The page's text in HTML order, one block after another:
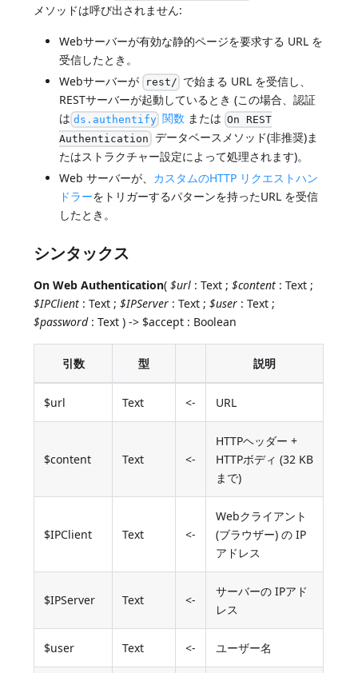
メソッドは呼び出されません:
Webサーバーが有効な静的ページを要求する URL を
受信したとき。
Webサーバーが rest/ で始まる URL を受信し、
RESTサーバーが起動しているとき (この場合、認証
は ds.authentify 関数 または On REST
Authentication データベースメソッド(非推奨)ま
たはストラクチャー設定によって処理されます)。
Web サーバーが、 カスタムのHTTP リクエストハン
ドラーをトリガーするパターンを持ったURL を受信
したとき。
シンタックス
On Web Authentication($url : Text ;$content : Text ;
$IPClient : Text ;$IPServer : Text ;$user : Text ;
$password: Text ) -> $accept : Boolean
引数 型 説明
$url Text <- URL
$content Text <-
HTTPヘッダー +
HTTPボディ (32 KB
まで)
$IPClient Text <-
Webクライアント
(ブラウザー) の IP
アドレス
$IPServer Text <-
サーバーの IPアド
レス
$user Text <- ユーザー名